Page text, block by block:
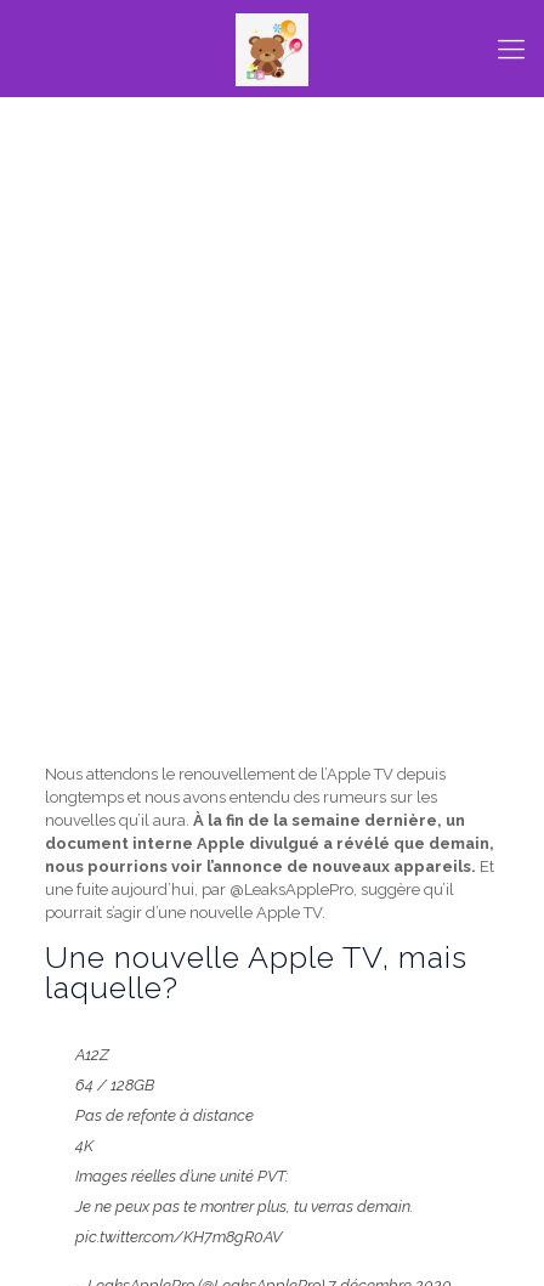
Nous attendons le renouvellement de l’Apple TV depuis
longtemps et nous avons entendu des rumeurs sur les
nouvelles qu’il aura. À la fin de la semaine dernière, un
document interne Apple divulgué a révélé que demain,
nous pourrions voir l’annonce de nouveaux appareils. Et
une fuite aujourd’hui, par @LeaksApplePro, suggère qu’il
pourrait s’agir d’une nouvelle Apple TV.
Une nouvelle Apple TV, mais
laquelle?
A12Z
64 / 128GB
Pas de refonte à distance
4K
Images réelles d’une unité PVT:
Je ne peux pas te montrer plus, tu verras demain.
pic.twitter.com/KH7m8gR0AV